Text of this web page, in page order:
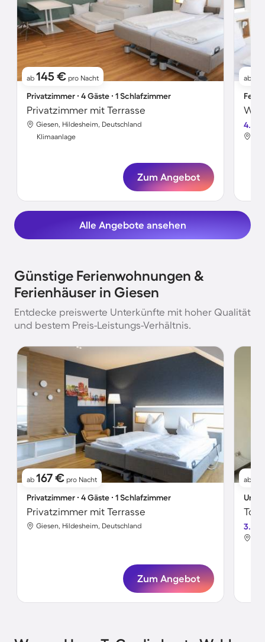
ab 145 € pro Nacht
Privatzimmer ∙ 4 Gäste ∙ 1 Schlafzimmer
Privatzimmer mit Terrasse
Giesen, Hildesheim, Deutschland
Klimaanlage
Zum Angebot
ab
4.0
Alle Angebote ansehen
Günstige Ferienwohnungen &
Ferienhäuser in Giesen
Entdecke preiswerte Unterkünfte mit hoher Qualität
und bestem Preis-Leistungs-Verhältnis.
ab 167 € pro Nacht
Privatzimmer ∙ 4 Gäste ∙ 1 Schlafzimmer
Privatzimmer mit Terrasse
Giesen, Hildesheim, Deutschland
Zum Angebot
ab
3.5